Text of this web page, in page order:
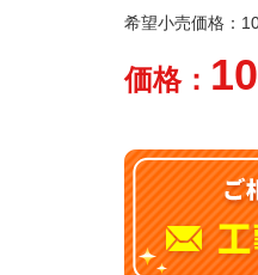
希望小売価格：
価格：